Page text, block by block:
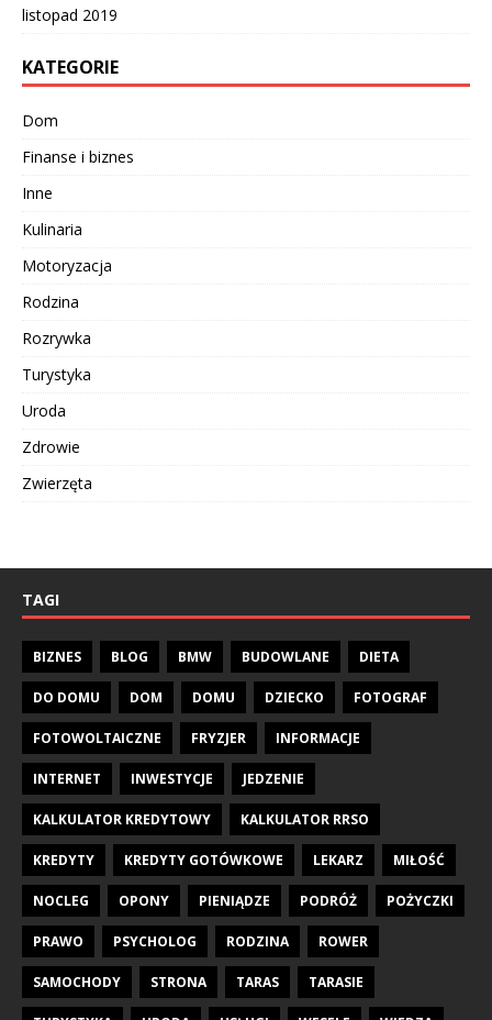
listopad 2019
KATEGORIE
Dom
Finanse i biznes
Inne
Kulinaria
Motoryzacja
Rodzina
Rozrywka
Turystyka
Uroda
Zdrowie
Zwierzęta
TAGI
BIZNES BLOG BMW BUDOWLANE DIETA
DO DOMU DOM DOMU DZIECKO FOTOGRAF
FOTOWOLTAICZNE FRYZJER INFORMACJE
INTERNET INWESTYCJE JEDZENIE
KALKULATOR KREDYTOWY KALKULATOR RRSO
KREDYTY KREDYTY GOTÓWKOWE LEKARZ MIŁOŚĆ
NOCLEG OPONY PIENIĄDZE PODRÓŻ POŻYCZKI
PRAWO PSYCHOLOG RODZINA ROWER
SAMOCHODY STRONA TARAS TARASIE